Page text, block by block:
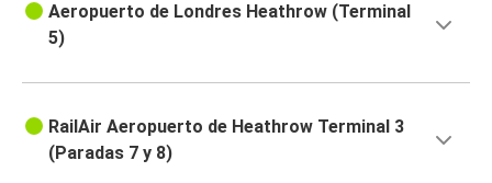
Aeropuerto de Londres Heathrow (Terminal
5)
RailAir Aeropuerto de Heathrow Terminal 3
(Paradas 7 y 8)